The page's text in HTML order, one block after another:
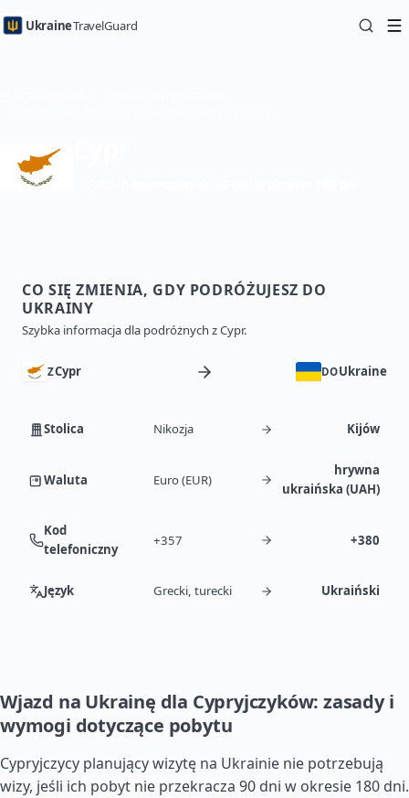
UkraineTravelGuard
CO SIĘ ZMIENIA, GDY PODRÓŻUJESZ DO
UKRAINY
Szybka informacja dla podróżnych z Cypr.
ZCypr DOUkraine
Stolica Nikozja Kijów
Waluta Euro (EUR)
hrywna
ukraińska (UAH)
Kod
telefoniczny
+357 +380
Język Grecki, turecki Ukraiński
Wjazd na Ukrainę dla Cypryjczyków: zasady i
wymogi dotyczące pobytu
Cypryjczycy planujący wizytę na Ukrainie nie potrzebują
wizy, jeśli ich pobyt nie przekracza 90 dni w okresie 180 dni.